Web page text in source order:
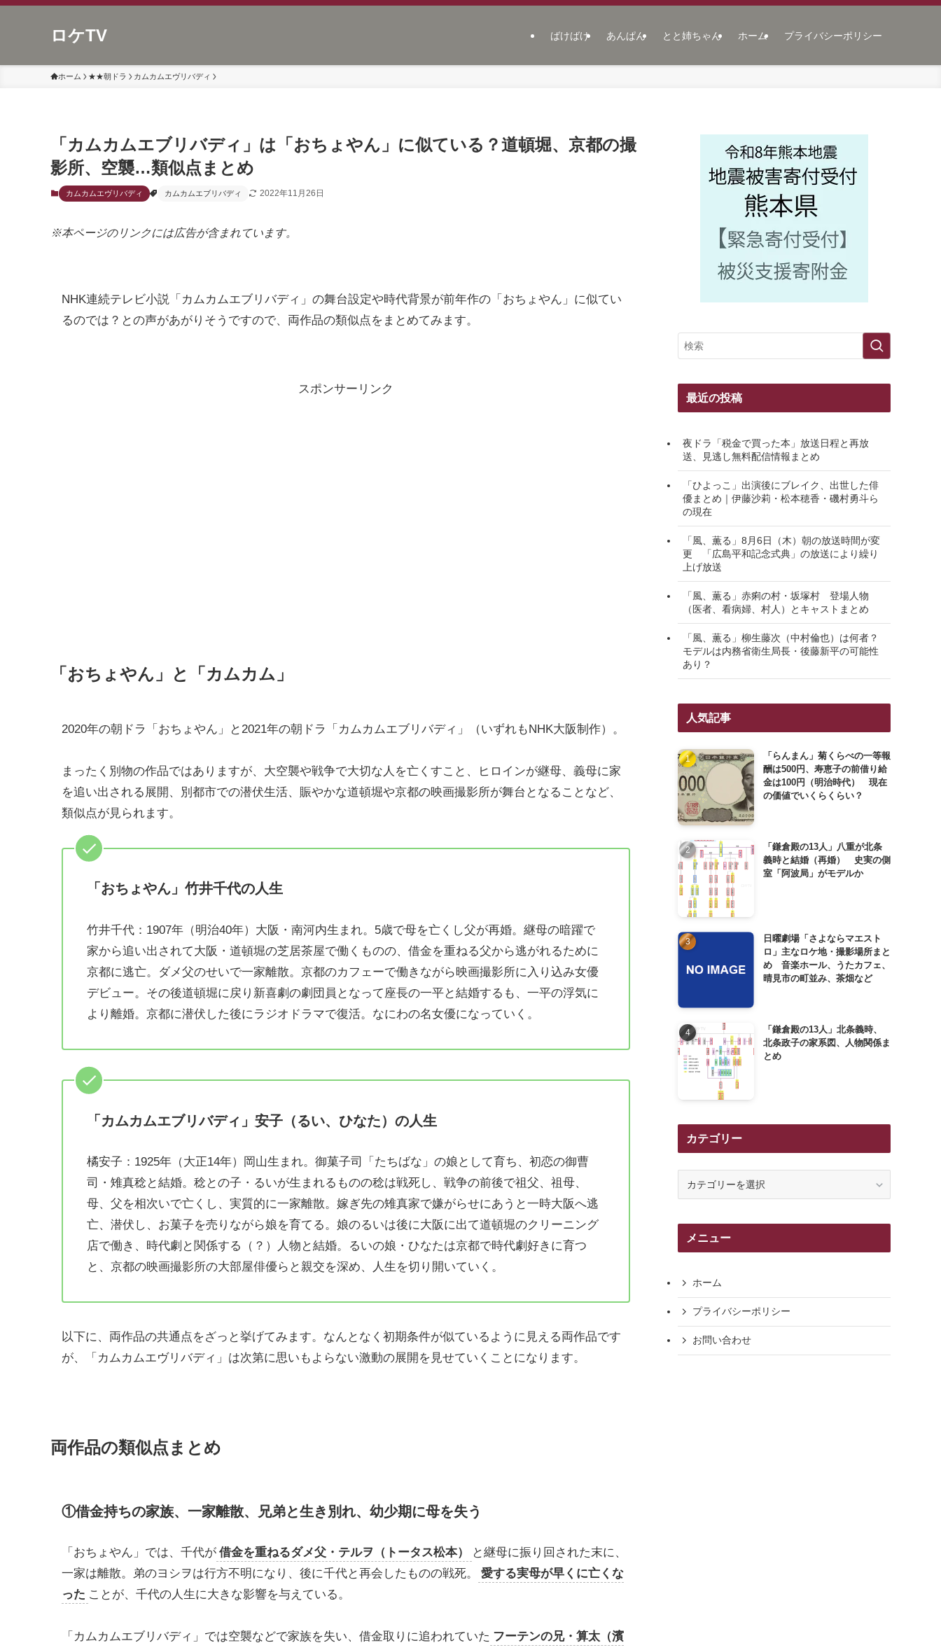
ロケTV ばけばけ あんぱん とと姉ちゃん ホーム プライバシーポリシー
ホーム ★★朝ドラ カムカムエヴリバディ
「カムカムエブリバディ」は「おちょやん」に似ている？道頓堀、京都の撮
影所、空襲…類似点まとめ
カムカムエヴリバディ カムカムエブリバディ 2022年11月26日
※本ページのリンクには広告が含まれています。
NHK連続テレビ小説「カムカムエブリバディ」の舞台設定や時代背景が前年作の「おちょやん」に似てい
るのでは？との声があがりそうですので、両作品の類似点をまとめてみます。
スポンサーリンク
「おちょやん」と「カムカム」
2020年の朝ドラ「おちょやん」と2021年の朝ドラ「カムカムエブリバディ」（いずれもNHK大阪制作）。
まったく別物の作品ではありますが、大空襲や戦争で大切な人を亡くすこと、ヒロインが継母、義母に家
を追い出される展開、別都市での潜伏生活、賑やかな道頓堀や京都の映画撮影所が舞台となることなど、
類似点が見られます。
「おちょやん」竹井千代の人生
竹井千代：1907年（明治40年）大阪・南河内生まれ。5歳で母を亡くし父が再婚。継母の暗躍で
家から追い出されて大阪・道頓堀の芝居茶屋で働くものの、借金を重ねる父から逃がれるために
京都に逃亡。ダメ父のせいで一家離散。京都のカフェーで働きながら映画撮影所に入り込み女優
デビュー。その後道頓堀に戻り新喜劇の劇団員となって座長の一平と結婚するも、一平の浮気に
より離婚。京都に潜伏した後にラジオドラマで復活。なにわの名女優になっていく。
「カムカムエブリバディ」安子（るい、ひなた）の人生
橘安子：1925年（大正14年）岡山生まれ。御菓子司「たちばな」の娘として育ち、初恋の御曹
司・雉真稔と結婚。稔との子・るいが生まれるものの稔は戦死し、戦争の前後で祖父、祖母、
母、父を相次いで亡くし、実質的に一家離散。嫁ぎ先の雉真家で嫌がらせにあうと一時大阪へ逃
亡、潜伏し、お菓子を売りながら娘を育てる。娘のるいは後に大阪に出て道頓堀のクリーニング
店で働き、時代劇と関係する（？）人物と結婚。るいの娘・ひなたは京都で時代劇好きに育つ
と、京都の映画撮影所の大部屋俳優らと親交を深め、人生を切り開いていく。
以下に、両作品の共通点をざっと挙げてみます。なんとなく初期条件が似ているように見える両作品です
が、「カムカムエヴリバディ」は次第に思いもよらない激動の展開を見せていくことになります。
両作品の類似点まとめ
①借金持ちの家族、一家離散、兄弟と生き別れ、幼少期に母を失う
「おちょやん」では、千代が 借金を重ねるダメ父・テルヲ（トータス松本）
と継母に振り回された末に、
一家は離散。弟のヨシヲは行方不明になり、後に千代と再会したものの戦死。
愛する実母が早くに亡くな
った ことが、千代の人生に大きな影響を与えている。
「カムカムエブリバディ」では空襲などで家族を失い、借金取りに追われていた フーテンの兄・算太（濱
最近の投稿
夜ドラ「税金で買った本」放送日程と再放
送、見逃し無料配信情報まとめ
「ひよっこ」出演後にブレイク、出世した俳
優まとめ｜伊藤沙莉・松本穂香・磯村勇斗ら
の現在
「風、薫る」8月6日（木）朝の放送時間が変
更 「広島平和記念式典」の放送により繰り
上げ放送
「風、薫る」赤痢の村・坂塚村 登場人物
（医者、看病婦、村人）とキャストまとめ
「風、薫る」柳生藤次（中村倫也）は何者？
モデルは内務省衛生局長・後藤新平の可能性
あり？
人気記事
「らんまん」菊くらべの一等報
酬は500円、寿恵子の前借り給
金は100円（明治時代） 現在
の価値でいくらくらい？
「鎌倉殿の13人」八重が北条
義時と結婚（再婚） 史実の側
室「阿波局」がモデルか
日曜劇場「さよならマエスト
ロ」主なロケ地・撮影場所まと
め 音楽ホール、うたカフェ、
晴見市の町並み、茶畑など
「鎌倉殿の13人」北条義時、
北条政子の家系図、人物関係ま
とめ
カテゴリー
リ
メニュー
ホーム
プライバシーポリシー
お問い合わせ